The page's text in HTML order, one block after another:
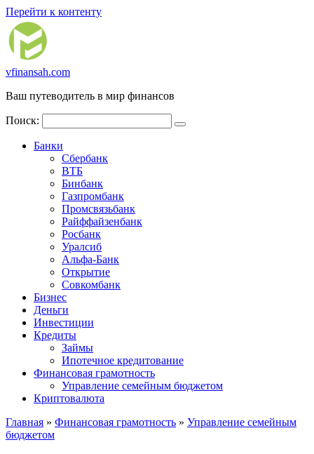
Перейти к контенту
vfinansah.com
Ваш путеводитель в мир финансов
Поиск:
Банки
Сбербанк
ВТБ
Бинбанк
Газпромбанк
Промсвязьбанк
Райффайзенбанк
Росбанк
Уралсиб
Альфа-Банк
Открытие
Совкомбанк
Бизнес
Деньги
Инвестиции
Кредиты
Займы
Ипотечное кредитование
Финансовая грамотность
Управление семейным бюджетом
Криптовалюта
Главная » Финансовая грамотность » Управление семейным
бюджетом